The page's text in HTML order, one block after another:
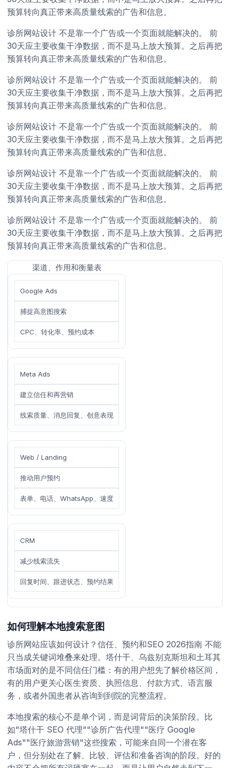
预算转向真正带来高质量线索的广告和信息。
诊所网站设计 不是靠一个广告或一个页面就能解决的。 前
30天应主要收集干净数据，而不是马上放大预算。之后再把
预算转向真正带来高质量线索的广告和信息。
诊所网站设计 不是靠一个广告或一个页面就能解决的。 前
30天应主要收集干净数据，而不是马上放大预算。之后再把
预算转向真正带来高质量线索的广告和信息。
诊所网站设计 不是靠一个广告或一个页面就能解决的。 前
30天应主要收集干净数据，而不是马上放大预算。之后再把
预算转向真正带来高质量线索的广告和信息。
诊所网站设计 不是靠一个广告或一个页面就能解决的。 前
30天应主要收集干净数据，而不是马上放大预算。之后再把
预算转向真正带来高质量线索的广告和信息。
诊所网站设计 不是靠一个广告或一个页面就能解决的。 前
30天应主要收集干净数据，而不是马上放大预算。之后再把
预算转向真正带来高质量线索的广告和信息。
渠道、作用和衡量表
Google Ads
捕捉高意图搜索
CPC、转化率、预约成本
Meta Ads
建立信任和再营销
线索质量、消息回复、创意表现
Web / Landing
推动用户预约
表单、电话、WhatsApp、速度
CRM
减少线索流失
回复时间、跟进状态、预约结果
如何理解本地搜索意图
诊所网站应该如何设计？信任、预约和SEO 2026指南 不能
只当成关键词堆叠来处理。塔什干、乌兹别克斯坦和土耳其
市场面对的是不同信任门槛：有的用户想先了解价格区间，
有的用户更关心医生资质、执照信息、付款方式、语言服
务，或者外国患者从咨询到到院的完整流程。
本地搜索的核心不是单个词，而是词背后的决策阶段。比
如"塔什干 SEO 代理""诊所广告代理""医疗 Google
Ads""医疗旅游营销"这些搜索，可能来自同一个潜在客
户，但分别处在了解、比较、评估和准备咨询的阶段。好的